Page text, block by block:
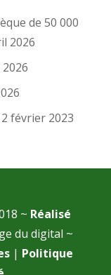
de 50 000
2026
février 2023
~ Réalisé
du digital ~
| Politique